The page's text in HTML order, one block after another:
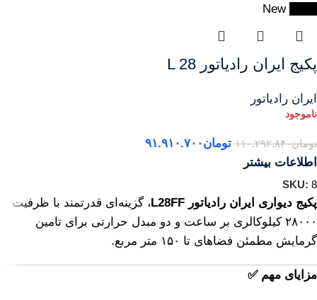
New
پکیج ایران رادیاتور L 28
ایران رادیاتور
تومان۱۱۰.۲۹۲.۸۴۰ تومان۹۱.۹۱۰.۷۰۰
اطلاعات بیشتر
SKU: 8
پکیج دیواری ایران رادیاتور L28FF
، گزینه‌ای قدرتمند با ظرفیت
۲۸۰۰۰ کیلوکالری بر ساعت و دو مبدل حرارتی برای تامین
گرمایش مطمئن فضاهای تا ۱۵۰ متر مربع.
مزایای مهم ✅